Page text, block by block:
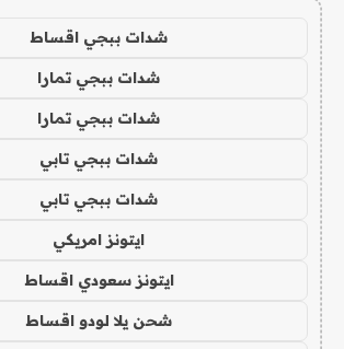
شدات ببجي اقساط
شدات ببجي تمارا
شدات ببجي تمارا
شدات ببجي تابي
شدات ببجي تابي
ايتونز امريكي
ايتونز سعودي اقساط
شحن يلا لودو اقساط